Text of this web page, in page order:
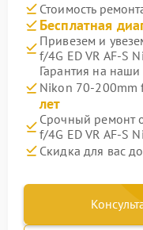
Стоимость
Бесплатная
Привезем и
f/4G ED VR AF-S
Гарантия на
Nikon 70-200mm
лет
Срочный ремонт
f/4G ED VR AF-S
Скидка для вас до